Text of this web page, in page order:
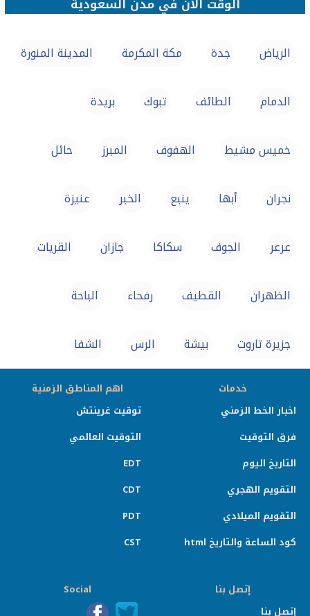
الرياض جدة مكة المكرمة المدينة المنورة
الدمام الطائف تبوك بريدة
خميس مشيط الهفوف‎ المبرز حائل
نجران أبها ينبع الخبر عنيزة
عرعر الجوف سكاكا جازان القريات
الظهران القطيف‎ رفحاء الباحة
جزيرة تاروت بيشة الرس الشفا
خدمات
اخبار الخط الزمني
فرق التوقيت
التاريخ اليوم
التقويم الهجري
التقويم الميلادي
كود الساعة والتاريخ html
اهم المناطق الزمنية
توقيت غرينتش
التوقيت العالمي
EDT
CDT
PDT
CST
إتصل بنا
إتصل بنا
Social